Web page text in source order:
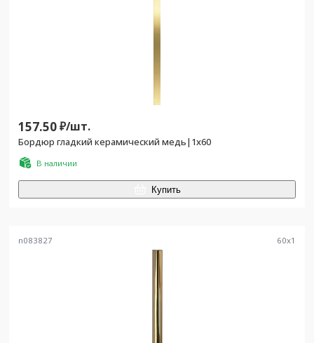
157.50₽/шт.
Бордюр гладкий керамический медь|1х60
В наличии
Купить
n083827 60x1